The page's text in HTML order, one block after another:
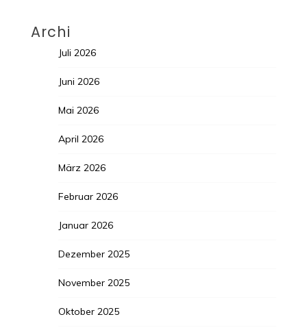
Archi
Juli 2026
Juni 2026
Mai 2026
April 2026
März 2026
Februar 2026
Januar 2026
Dezember 2025
November 2025
Oktober 2025